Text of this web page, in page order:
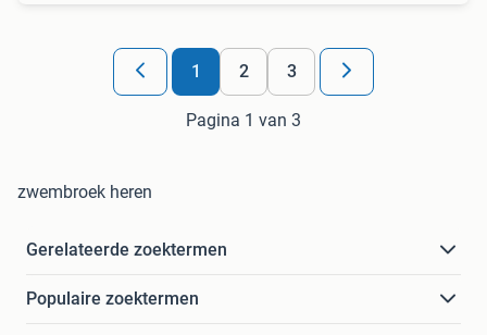
1 2 3
Pagina 1 van 3
zwembroek heren
Gerelateerde zoektermen
Populaire zoektermen